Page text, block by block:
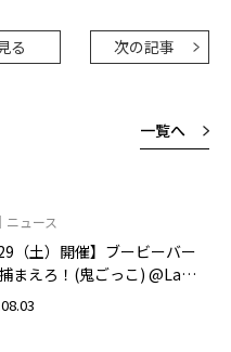
る 次の記事
一覧へ
ニュース
29（土）開催】ブービーバー
まえろ！(鬼ごっこ) @La
On your mark